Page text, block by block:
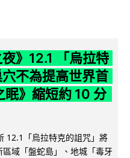
》12.1 「烏拉特
不為提高世界首
眠》縮短約 10 分
12.1「烏拉特克的詛咒」將
域「盤蛇島」、地城「毒牙